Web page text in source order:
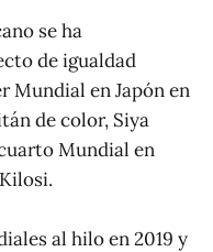
se ha
de igualdad
Mundial en Japón en
de color, Siya
Mundial en
al hilo en 2019 y